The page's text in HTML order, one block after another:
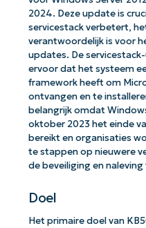
2024. Deze update is
servicestack verbetert,
verantwoordelijk is voor
updates. De
ervoor dat het systeem
framework heeft om
ontvangen en te
belangrijk omdat
oktober 2023 het einde
bereikt en organisaties
te stappen op nieuwere
de beveiliging en
Doel
Het primaire doel van